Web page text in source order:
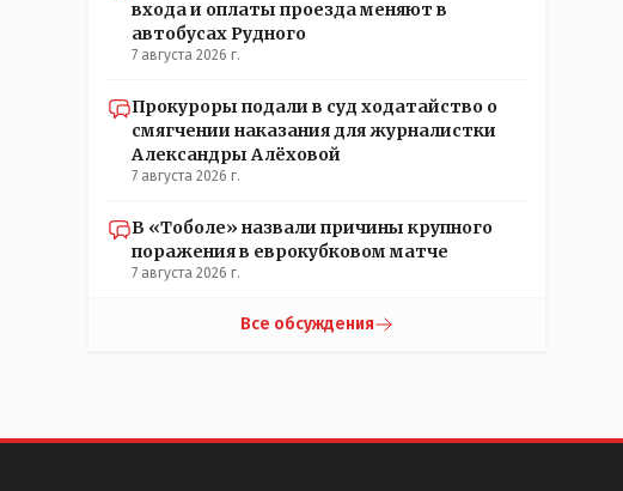
входа и оплаты проезда меняют в
автобусах Рудного
7 августа 2026 г.
Прокуроры подали в суд ходатайство о
смягчении наказания для журналистки
Александры Алёховой
7 августа 2026 г.
В «Тоболе» назвали причины крупного
поражения в еврокубковом матче
7 августа 2026 г.
Все обсуждения